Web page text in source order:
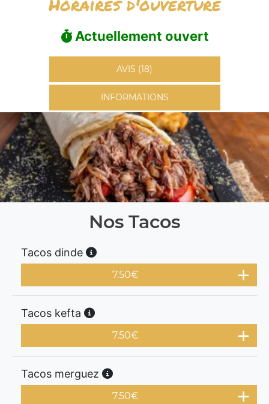
Actuellement ouvert
AVIS (18)
INFORMATIONS
Nos Tacos
Tacos dinde
7.50€
Tacos kefta
7.50€
Tacos merguez
7.50€